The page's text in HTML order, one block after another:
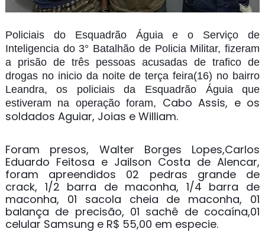
Policiais do Esquadrão Águia e o Serviço de
Inteligencia do 3° Batalhão de Policia Militar, fizeram
a prisão de três pessoas acusadas de trafico de
drogas no inicio da noite de terça feira(16) no bairro
Leandra, os policiais da Esquadrão Águia que
estiveram na operação foram, Cabo Assis, e os
soldados Aguiar, Joias e William.
Foram presos, Walter Borges Lopes,Carlos
Eduardo Feitosa e Jailson Costa de Alencar,
foram apreendidos 02 pedras grande de
crack, 1/2 barra de maconha, 1/4 barra de
maconha, 01 sacola cheia de maconha, 01
balança de precisão, 01 sachê de cocaína,01
celular Samsung e R$ 55,00 em especie.